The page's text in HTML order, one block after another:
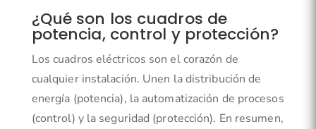
¿Qué son los cuadros de
potencia, control y protección?
Los cuadros eléctricos son el corazón de
cualquier instalación. Unen la distribución de
energía (potencia), la automatización de procesos
(control) y la seguridad (protección). En resumen,